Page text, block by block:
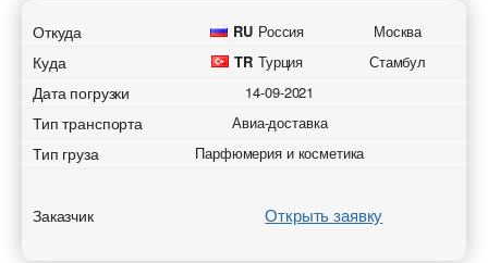
Откуда RU Россия Москва
Куда TR Турция Стамбул
Дата погрузки 14-09-2021
Тип транспорта Авиа-доставка
Тип груза Парфюмерия и косметика
Заказчик Открыть заявку